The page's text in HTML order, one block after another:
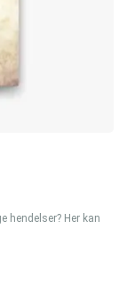
hendelser? Her kan